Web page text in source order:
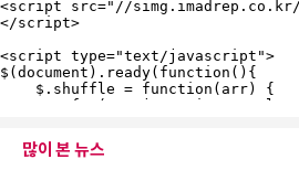
많이 본 뉴스